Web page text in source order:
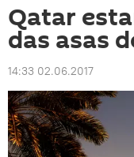
Qatar
das asas
14:33 02.06.2017